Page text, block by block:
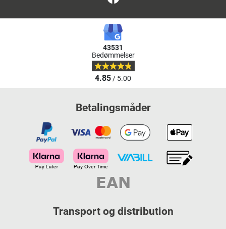
43531
Bedømmelser
4.85/ 5.00
Betalingsmåder
Transport og distribution